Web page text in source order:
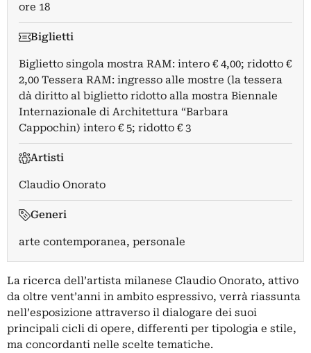
ore 18
Biglietti
Biglietto singola mostra RAM: intero € 4,00; ridotto €
2,00 Tessera RAM: ingresso alle mostre (la tessera
dà diritto al biglietto ridotto alla mostra Biennale
Internazionale di Architettura “Barbara
Cappochin) intero € 5; ridotto € 3
Artisti
Claudio Onorato
Generi
arte contemporanea, personale
La ricerca dell’artista milanese Claudio Onorato, attivo
da oltre vent’anni in ambito espressivo, verrà riassunta
nell’esposizione attraverso il dialogare dei suoi
principali cicli di opere, differenti per tipologia e stile,
ma concordanti nelle scelte tematiche.